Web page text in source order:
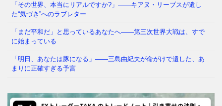
「その世界、本当にリアルですか?」——キアヌ・リーブスが遺し
た“気づき”へのラブレター
「まだ平和だ」と思っているあなたへ——第三次世界大戦は、すで
に始まっている
「明日、あなたは豚になる」——三島由紀夫が命がけで遺した、あ
まりに正確すぎる予言